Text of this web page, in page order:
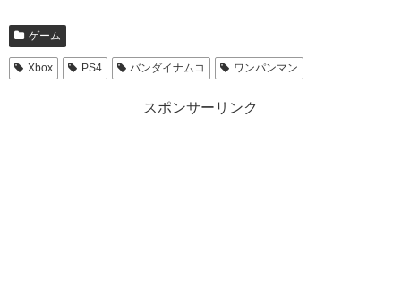
ゲーム
Xbox PS4 バンダイナムコ ワンパンマン
スポンサーリンク